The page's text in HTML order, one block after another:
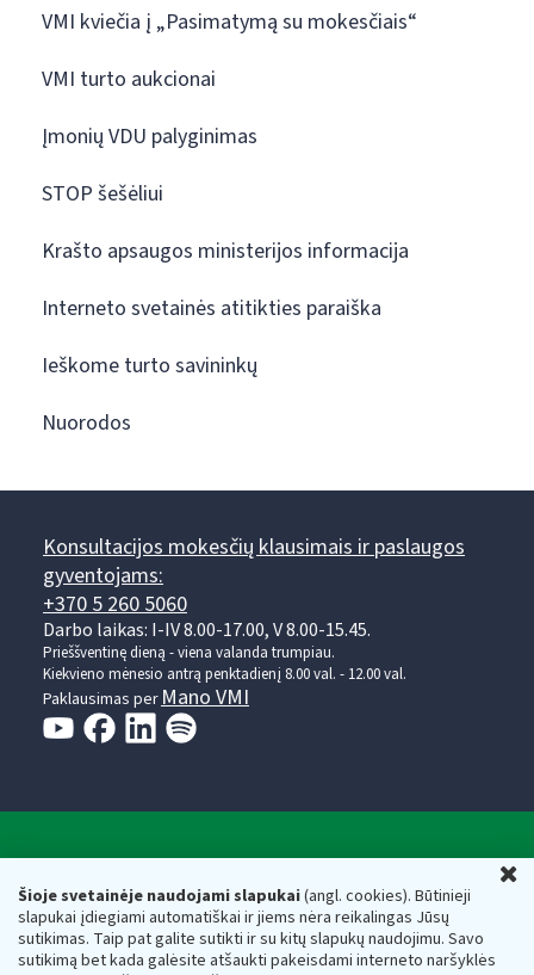
Šioje svetainėje naudojami slapukai(angl. cookies). Būtinieji
slapukai įdiegiami automatiškai ir jiems nėra reikalingas Jūsų
sutikimas. Taip pat galite sutikti ir su kitų slapukų naudojimu. Savo
sutikimą bet kada galėsite atšaukti pakeisdami interneto naršyklės
VMI kviečia į „Pasimatymą su mokesčiais“
VMI turto aukcionai
Įmonių VDU palyginimas
STOP šešėliui
Krašto apsaugos ministerijos informacija
Interneto svetainės atitikties paraiška
Ieškome turto savininkų
Nuorodos
Konsultacijos mokesčių klausimais ir paslaugos
gyventojams:
+370 5 260 5060
Darbo laikas: I-IV 8.00-17.00, V 8.00-15.45.
Prieššventinę dieną - viena valanda trumpiau.
Kiekvieno mėnesio antrą penktadienį 8.00 val. - 12.00 val.
Paklausimas per Mano VMI
Respublikos finansų ministerijos
Biudžetinė įstaiga. Juridinio asmens kodas — 188659752,
adresas: Vasario 16-osios g. 14, 01107 Vilnius, Lietuva, el.paštas: